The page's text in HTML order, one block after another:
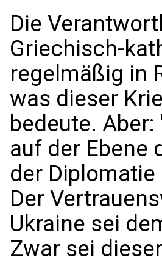
Die
Griechisch-
regelmäßig in
was dieser
bedeute.
auf der Ebene
der Diplomatie
Der
Ukraine sei
Zwar sei